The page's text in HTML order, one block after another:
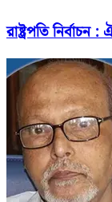
রাষ্ট্রপতি নির্বাচন